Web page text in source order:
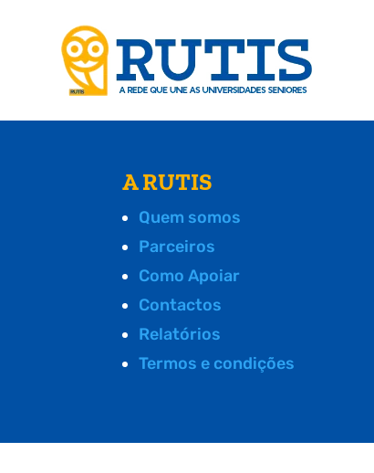
A RUTIS
Quem somos
Parceiros
Como Apoiar
Contactos
Relatórios
Termos e condições